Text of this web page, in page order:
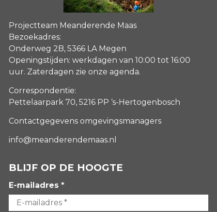
Projectteam Meanderende Maas
Bezoekadres:
Onderweg 2B, 5366 LA Megen
Openingstijden: werkdagen van 10:00 tot 16:00
uur. Zaterdagen zie onze agenda.
Correspondentie:
Pettelaarpark 70, 5216 PP ‘s-Hertogenbosch
Contactgegevens omgevingsmanagers
info@meanderendemaas.nl
BLIJF OP DE HOOGTE
E-mailadres *